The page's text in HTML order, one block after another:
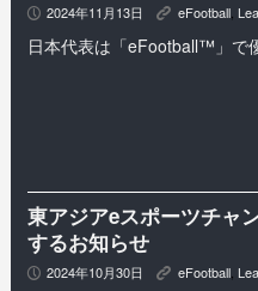
P 2024年11月13日 K eFootball
日本代表は「eFootball™」で
東アジアeスポーツチャ
するお知らせ
P 2024年10月30日 K eFootball